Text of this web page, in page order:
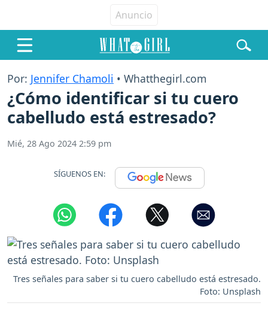
Por: Jennifer Chamoli • Whatthegirl.com
¿Cómo identificar si tu cuero
cabelludo está estresado?
Mié, 28 Ago 2024 2:59 pm
SÍGUENOS EN:
Tres señales para saber si tu cuero cabelludo está estresado.
Foto: Unsplash